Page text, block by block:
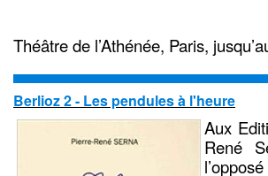
Théâtre de l’Athénée, Paris,
Berlioz 2 - Les pendules à l'heure
Aux
René